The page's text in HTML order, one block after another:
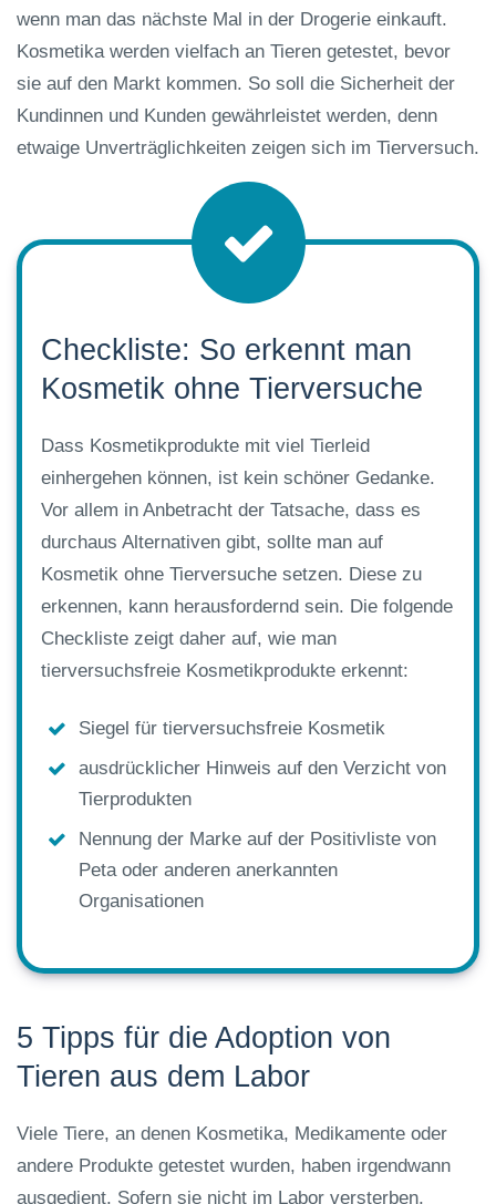
wenn man das nächste Mal in der Drogerie einkauft.
Kosmetika werden vielfach an Tieren getestet, bevor
sie auf den Markt kommen. So soll die Sicherheit der
Kundinnen und Kunden gewährleistet werden, denn
etwaige Unverträglichkeiten zeigen sich im Tierversuch.
Checkliste: So erkennt man
Kosmetik ohne Tierversuche
Dass Kosmetikprodukte mit viel Tierleid
einhergehen können, ist kein schöner Gedanke.
Vor allem in Anbetracht der Tatsache, dass es
durchaus Alternativen gibt, sollte man auf
Kosmetik ohne Tierversuche setzen. Diese zu
erkennen, kann herausfordernd sein. Die folgende
Checkliste zeigt daher auf, wie man
tierversuchsfreie Kosmetikprodukte erkennt:
Siegel für tierversuchsfreie Kosmetik
ausdrücklicher Hinweis auf den Verzicht von
Tierprodukten
Nennung der Marke auf der Positivliste von
Peta oder anderen anerkannten
Organisationen
5 Tipps für die Adoption von
Tieren aus dem Labor
Viele Tiere, an denen Kosmetika, Medikamente oder
andere Produkte getestet wurden, haben irgendwann
ausgedient. Sofern sie nicht im Labor versterben,